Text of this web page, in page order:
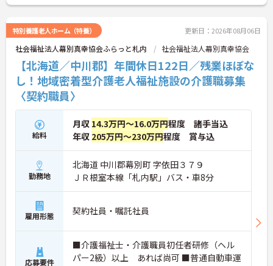
特別養護老人ホーム（特養） 更新日：2026年08月06日
社会福祉法人幕別真幸協会ふらっと札内 社会福祉法人幕別真幸協会
【北海道／中川郡】年間休日122日／残業ほぼな
し！地域密着型介護老人福祉施設の介護職募集
〈契約職員〉
給料
月収 14.3万円～16.0万円程度 諸手当込
年収 205万円～230万円程度 賞与込
勤務地
北海道 中川郡幕別町 字依田３７９
ＪＲ根室本線「札内駅」バス・車8分
雇用形態 契約社員・嘱託社員
応募要件
■介護福祉士・介護職員初任者研修（ヘル
パー2級）以上 あれば尚可 ■普通自動車運